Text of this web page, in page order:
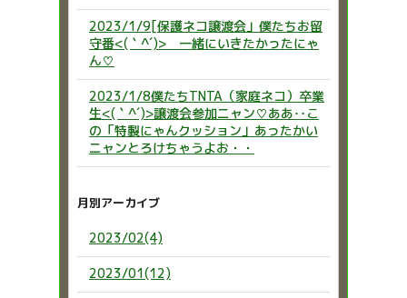
2023/1/9[保護ネコ譲渡会」僕たちお留
守番<(｀^´)> 一緒にいきたかったにゃ
ん♡
2023/1/8僕たちTNTA（家庭ネコ）卒業
生<(｀^´)>譲渡会参加ニャン♡ああ‥こ
の「特製にゃんクッション」あったかい
ニャンとろけちゃうよお・・
月別アーカイブ
2023/02(4)
2023/01(12)